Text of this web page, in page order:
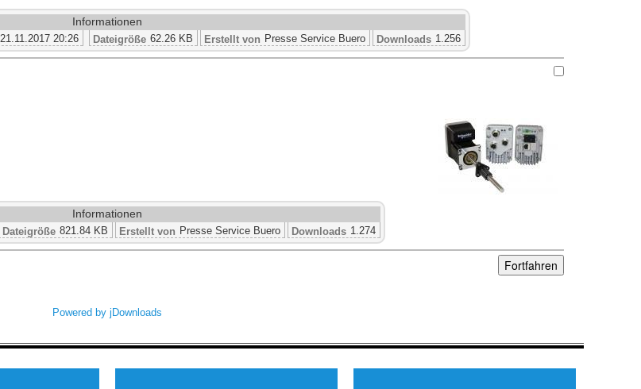
Informationen
21.11.2017 20:26 Dateigröße 62.26 KB Erstellt von Presse Service Buero Downloads 1.256
Informationen
Dateigröße 821.84 KB Erstellt von Presse Service Buero Downloads 1.274
Powered by jDownloads